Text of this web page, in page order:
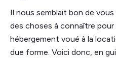
Il nous semblait bon de
des choses à connaître
hébergement voué à la
due forme. Voici donc, en